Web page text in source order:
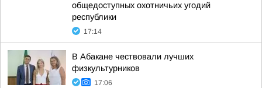
общедоступных охотничьих угодий
республики
17:14
В Абакане чествовали лучших
физкультурников
17:06